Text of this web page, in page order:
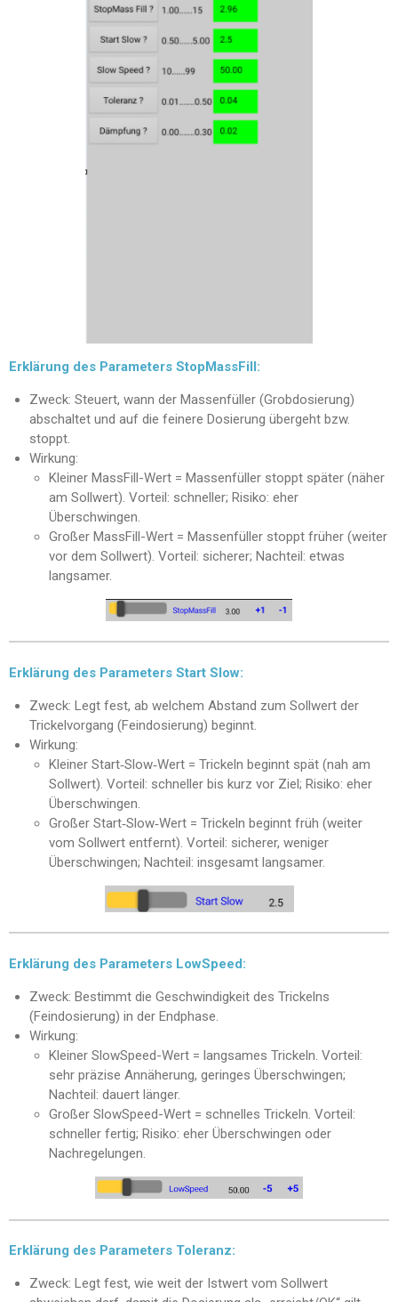
Erklärung des Parameters StopMassFill:
Zweck: Steuert, wann der Massenfüller (Grobdosierung)
abschaltet und auf die feinere Dosierung übergeht bzw.
stoppt.
Wirkung:
Kleiner MassFill-Wert = Massenfüller stoppt später (näher
am Sollwert). Vorteil: schneller; Risiko: eher
Überschwingen.
Großer MassFill-Wert = Massenfüller stoppt früher (weiter
vor dem Sollwert). Vorteil: sicherer; Nachteil: etwas
langsamer.
Erklärung des Parameters Start Slow:
Zweck: Legt fest, ab welchem Abstand zum Sollwert der
Trickelvorgang (Feindosierung) beginnt.
Wirkung:
Kleiner Start‑Slow‑Wert = Trickeln beginnt spät (nah am
Sollwert). Vorteil: schneller bis kurz vor Ziel; Risiko: eher
Überschwingen.
Großer Start‑Slow‑Wert = Trickeln beginnt früh (weiter
vom Sollwert entfernt). Vorteil: sicherer, weniger
Überschwingen; Nachteil: insgesamt langsamer.
Erklärung des Parameters LowSpeed:
Zweck: Bestimmt die Geschwindigkeit des Trickelns
(Feindosierung) in der Endphase.
Wirkung:
Kleiner SlowSpeed-Wert = langsames Trickeln. Vorteil:
sehr präzise Annäherung, geringes Überschwingen;
Nachteil: dauert länger.
Großer SlowSpeed-Wert = schnelles Trickeln. Vorteil:
schneller fertig; Risiko: eher Überschwingen oder
Nachregelungen.
Erklärung des Parameters Toleranz:
Zweck: Legt fest, wie weit der Istwert vom Sollwert